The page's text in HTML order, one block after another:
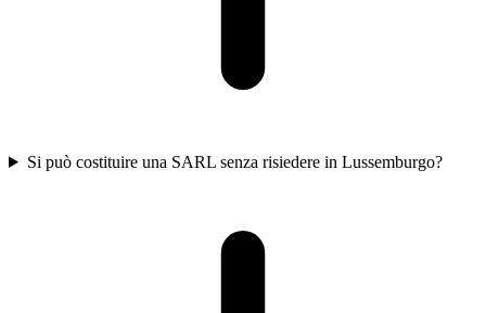
Si può costituire una SARL senza risiedere in Lussemburgo?